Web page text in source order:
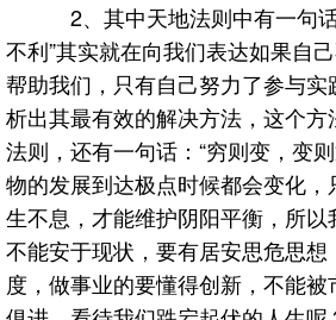
2、其中天地法则中有一句话
不利”其实就在向我们表达如果自
帮助我们，只有自己努力了参与
析出其最有效的解决方法，这个
法则，还有一句话：“穷则变，变
物的发展到达极点时候都会变化，
生不息，才能维护阴阳平衡，所
不能安于现状，要有居安思危思
度，做事业的要懂得创新，不能